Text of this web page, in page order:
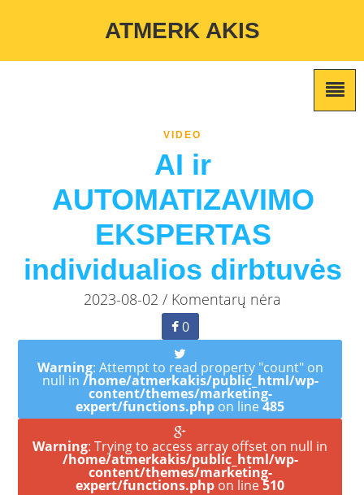
/home/atmerkakis/public_html/wp-content/themes/marketing-
ATMERK AKIS
VIDEO
AI ir
AUTOMATIZAVIMO
EKSPERTAS
individualios dirbtuvės
2023-08-02 / Komentarų nėra
0
Warning: Attempt to read property "count" on
null in /home/atmerkakis/public_html/wp-
content/themes/marketing-
expert/functions.php on line485
Warning: Trying to access array offset on null in
/home/atmerkakis/public_html/wp-
content/themes/marketing-
expert/functions.php on line510